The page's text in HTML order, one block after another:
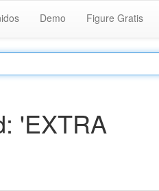
Demo Figure Gratis
'EXTRA